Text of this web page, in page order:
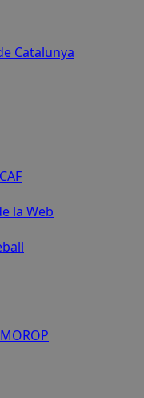
Catalunya
la Web